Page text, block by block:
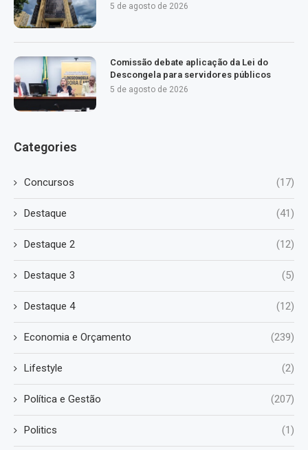
5 de agosto de 2026
Comissão debate aplicação da Lei do
Descongela para servidores públicos
5 de agosto de 2026
Categories
Concursos (17)
Destaque (41)
Destaque 2 (12)
Destaque 3 (5)
Destaque 4 (12)
Economia e Orçamento (239)
Lifestyle (2)
Política e Gestão (207)
Politics (1)